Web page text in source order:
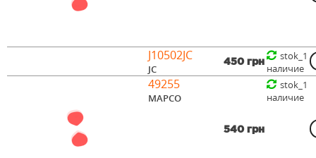
J10502JC
JC
450 грн
stok_1
наличие
49255
MAPCO
540 грн
stok_1
наличие